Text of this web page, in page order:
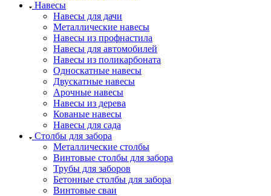
Навесы
Навесы для дачи
Металлические навесы
Навесы из профнастила
Навесы для автомобилей
Навесы из поликарбоната
Односкатные навесы
Двускатные навесы
Арочные навесы
Навесы из дерева
Кованые навесы
Навесы для сада
Столбы для забора
Металлические столбы
Винтовые столбы для забора
Трубы для заборов
Бетонные столбы для забора
Винтовые сваи